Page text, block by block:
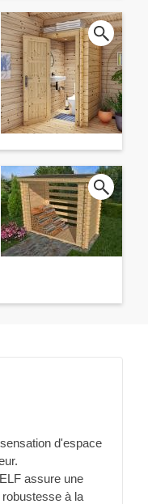
d'espace
assure une
à la